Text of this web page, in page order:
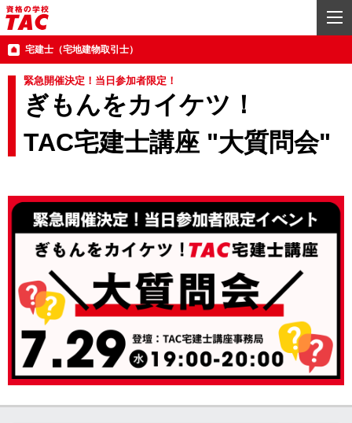
宅建士（宅地建物取引士）
緊急開催決定！当日参加者限定！
ぎもんをカイケツ！
TAC宅建士講座 "大質問会"